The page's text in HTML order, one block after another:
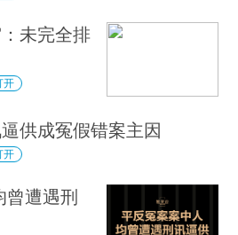
未完全排
开
供成冤假错案主因
开
曾遭遇刑